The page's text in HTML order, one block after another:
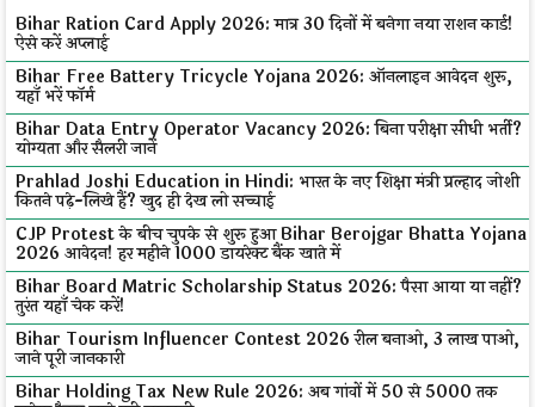
Bihar Ration Card Apply 2026: मात्र 30 दिनों में बनेगा नया राशन कार्ड!
ऐसे करें अप्लाई
Bihar Free Battery Tricycle Yojana 2026: ऑनलाइन आवेदन शुरू,
यहाँ भरें फॉर्म
Bihar Data Entry Operator Vacancy 2026: बिना परीक्षा सीधी भर्ती?
योग्यता और सैलरी जानें
Prahlad Joshi Education in Hindi: भारत के नए शिक्षा मंत्री प्रल्हाद जोशी
कितने पढ़े-लिखे हैं? खुद ही देख लो सच्चाई
CJP Protest के बीच चुपके से शुरू हुआ Bihar Berojgar Bhatta Yojana
2026 आवेदन! हर महीने ₹1000 डायरेक्ट बैंक खाते में
Bihar Board Matric Scholarship Status 2026: पैसा आया या नहीं?
तुरंत यहाँ चेक करें!
Bihar Tourism Influencer Contest 2026 रील बनाओ, ₹3 लाख पाओ,
जाने पूरी जानकारी
Bihar Holding Tax New Rule 2026: अब गांवों में ₹50 से ₹5000 तक